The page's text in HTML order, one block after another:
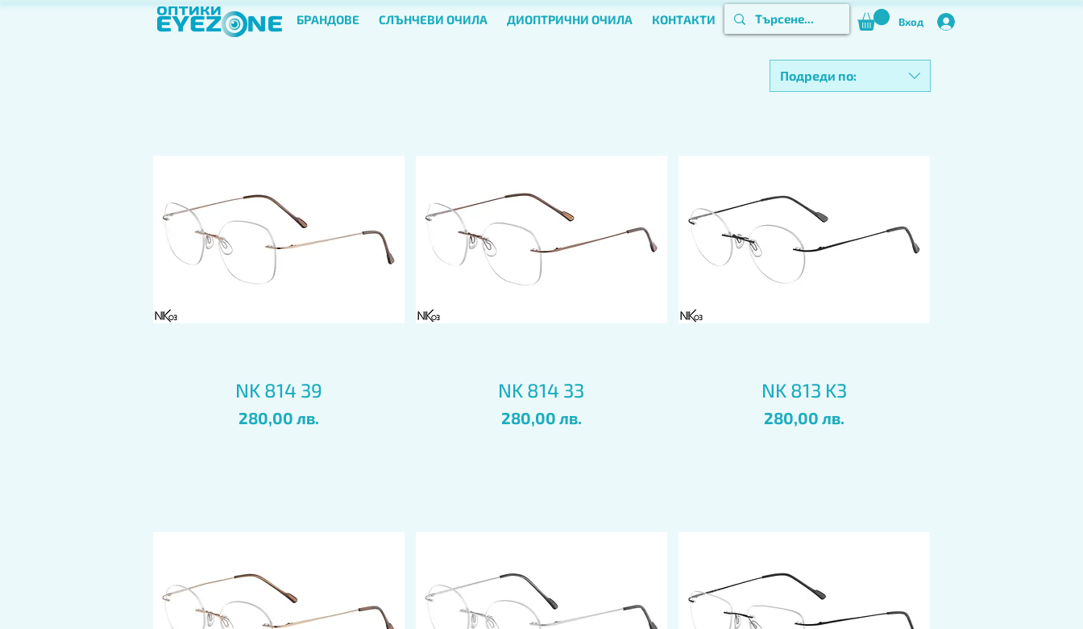
БРАНДОВЕ СЛЪНЧЕВИ ОЧИЛА ДИОПТРИЧНИ ОЧИЛА КОНТАКТИ Вход
Подреди по:
Бърз преглед
NK 814 39
Цена
280,00 лв.
Бърз преглед
NK 814 33
Цена
280,00 лв.
Бърз преглед
NK 813 K3
Цена
280,00 лв.